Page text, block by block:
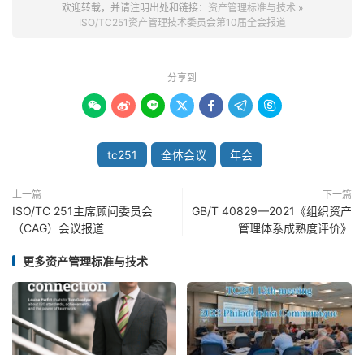
欢迎转载，并请注明出处和链接： 资产管理标准与技术 »
ISO/TC251资产管理技术委员会第10届全会报道
分享到
      
tc251 全体会议 年会
上一篇
ISO/TC 251主席顾问委员会
（CAG）会议报道
下一篇
GB/T 40829—2021《组织资产
管理体系成熟度评价》
更多资产管理标准与技术